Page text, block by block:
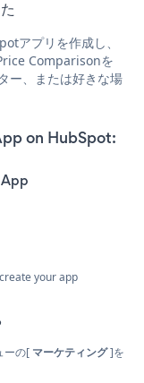
アプリを作成し、
Comparisonを
ー、または好きな場
on HubSpot:
your app
ーの[ マーケティング]を